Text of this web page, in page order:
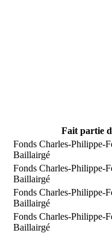
Fait partie
Fonds Charles-Philippe-
Baillairgé
Fonds Charles-Philippe-
Baillairgé
Fonds Charles-Philippe-
Baillairgé
Fonds Charles-Philippe-
Baillairgé